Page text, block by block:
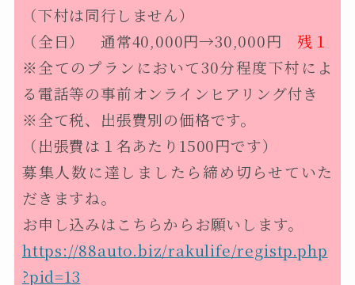
（下村は同行しません）
（全日） 通常40,000円→30,000円残１
※全てのプランにおいて30分程度下村によ
る電話等の事前オンラインヒアリング付き
※全て税、出張費別の価格です。
（出張費は１名あたり1500円です）
募集人数に達しましたら締め切らせていた
だきますね。
お申し込みはこちらからお願いします。
https://88auto.biz/rakulife/registp.php
?pid=13